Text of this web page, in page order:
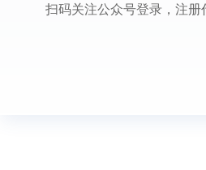
扫码关注公众号登录，注册